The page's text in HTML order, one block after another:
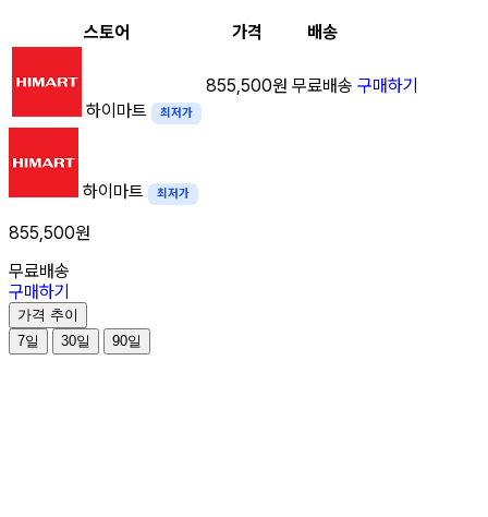
스토어 가격 배송
하이마트 최저가
855,500원 무료배송 구매하기
하이마트 최저가
855,500원
무료배송
구매하기
가격 추이
7일
30일 90일